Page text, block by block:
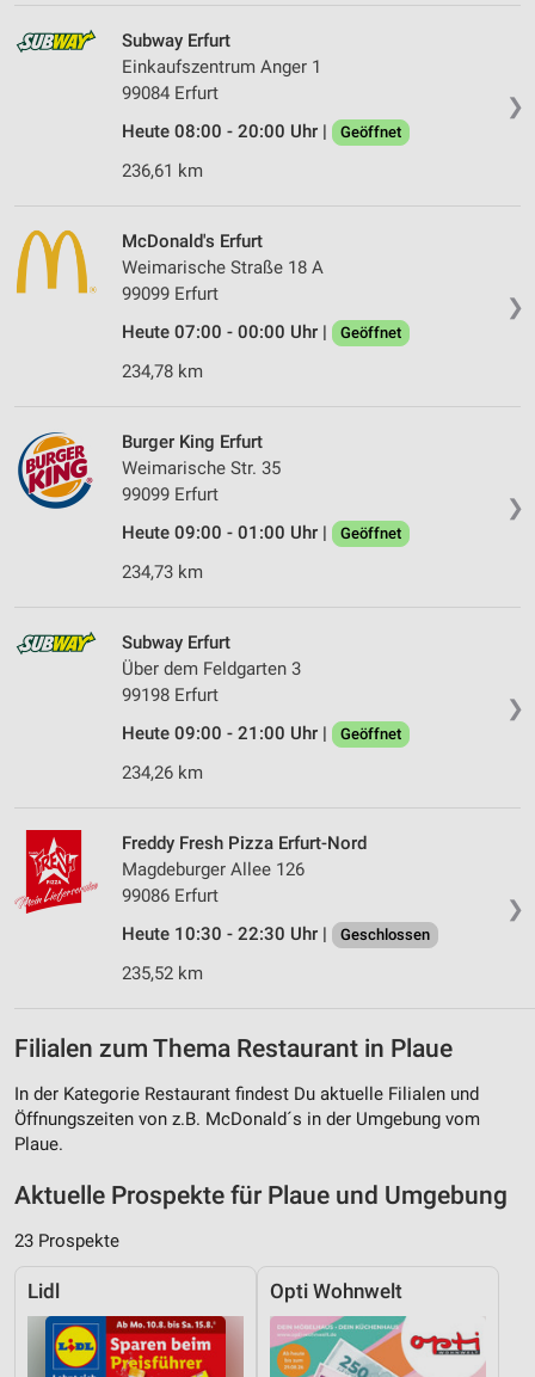
❯
Subway Erfurt
Einkaufszentrum Anger 1
99084 Erfurt
Heute 08:00 - 20:00 Uhr |
Geöffnet
236,61 km
❯
McDonald's Erfurt
Weimarische Straße 18 A
99099 Erfurt
Heute 07:00 - 00:00 Uhr |
Geöffnet
234,78 km
❯
Burger King Erfurt
Weimarische Str. 35
99099 Erfurt
Heute 09:00 - 01:00 Uhr |
Geöffnet
234,73 km
❯
Subway Erfurt
Über dem Feldgarten 3
99198 Erfurt
Heute 09:00 - 21:00 Uhr |
Geöffnet
234,26 km
❯
Freddy Fresh Pizza Erfurt-Nord
Magdeburger Allee 126
99086 Erfurt
Heute 10:30 - 22:30 Uhr |
Geschlossen
235,52 km
Filialen zum Thema Restaurant in Plaue
In der Kategorie Restaurant findest Du aktuelle Filialen und
Öffnungszeiten von z.B. McDonald´s in der Umgebung vom
Plaue.
Aktuelle Prospekte für Plaue und Umgebung
23 Prospekte
Lidl Opti Wohnwelt